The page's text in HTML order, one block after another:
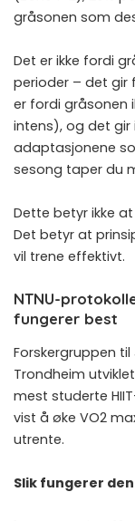
gråsonen som
Det er ikke fordi
perioder – det gir
er fordi gråsonen
intens), og det
adaptasjonene
sesong taper du
Dette betyr ikke
Det betyr at
vil trene effektivt.
NTNU-
fungerer best
Forskergruppen til
Trondheim
mest studerte
vist å øke VO2
utrente.
Slik fungerer